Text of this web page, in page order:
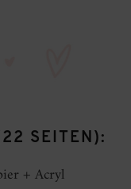
SEITEN):
+ Acryl